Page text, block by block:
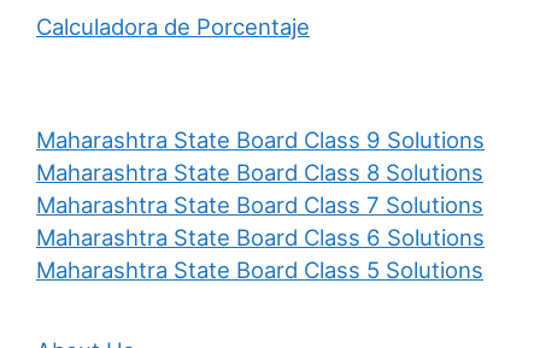
Calculadora de Porcentaje
Maharashtra State Board Class 9 Solutions
Maharashtra State Board Class 8 Solutions
Maharashtra State Board Class 7 Solutions
Maharashtra State Board Class 6 Solutions
Maharashtra State Board Class 5 Solutions